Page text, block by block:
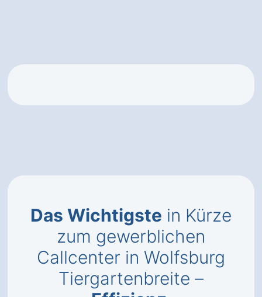
Das Wichtigste in Kürze
zum gewerblichen
Callcenter in Wolfsburg
Tiergartenbreite –